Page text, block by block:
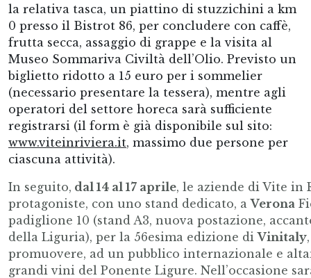
la relativa tasca, un piattino di stuzzichini a km
0 presso il Bistrot 86, per concludere con caffè,
frutta secca, assaggio di grappe e la visita al
Museo Sommariva Civiltà dell’Olio. Previsto un
biglietto ridotto a 15 euro per i sommelier
(necessario presentare la tessera), mentre agli
operatori del settore horeca sarà sufficiente
registrarsi (il form è già disponibile sul sito:
www.viteinriviera.it, massimo due persone per
ciascuna attività).
In seguito, dal 14 al 17 aprile, le aziende di Vite in
protagoniste, con uno stand dedicato, aVerona
padiglione 10 (stand A3, nuova postazione,
della Liguria), per la 56esima edizione diVinitaly
promuovere, ad un pubblico internazionale e
grandi vini del Ponente Ligure. Nell’occasione